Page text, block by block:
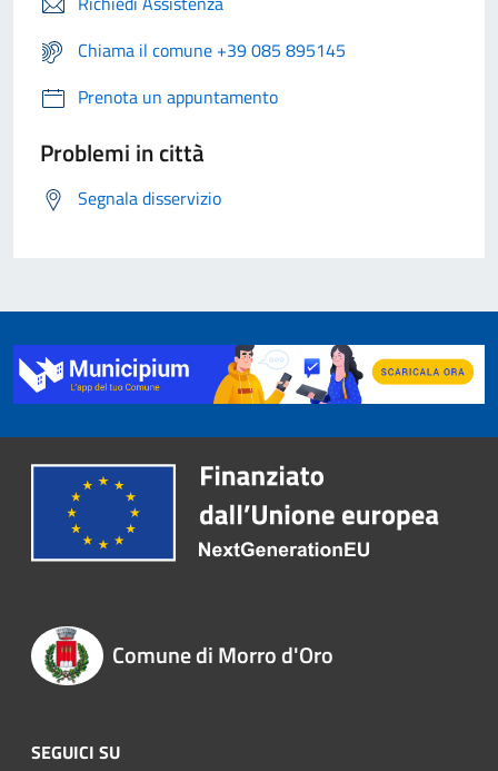
Chiama il comune +39 085 895145
Prenota un appuntamento
Problemi in città
Segnala disservizio
Comune di Morro d'Oro
SEGUICI SU